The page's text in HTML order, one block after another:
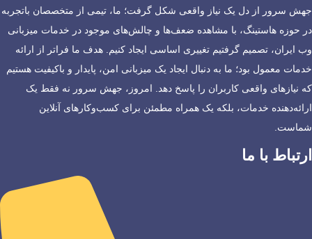
جهش سرور از دل یک نیاز واقعی شکل گرفت؛ ما، تیمی از متخصصان باتجربه
در حوزه هاستینگ، با مشاهده ضعف‌ها و چالش‌های موجود در خدمات میزبانی
وب ایران، تصمیم گرفتیم تغییری اساسی ایجاد کنیم. هدف ما فراتر از ارائه
خدمات معمول بود؛ ما به دنبال ایجاد یک میزبانی امن، پایدار و باکیفیت هستیم
که نیازهای واقعی کاربران را پاسخ دهد. امروز، جهش سرور نه فقط یک
ارائه‌دهنده خدمات، بلکه یک همراه مطمئن برای کسب‌وکارهای آنلاین
شماست.
ارتباط با ما